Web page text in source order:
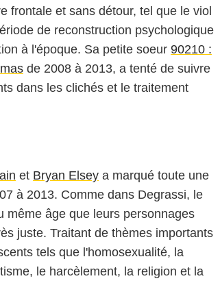
frontale et sans détour, tel que le viol
de reconstruction psychologique
à l'époque. Sa petite soeur 90210 :
de 2008 à 2013, a tenté de suivre
dans les clichés et le traitement
et Bryan Elsey a marqué toute une
à 2013. Comme dans Degrassi, le
même âge que leurs personnages
juste. Traitant de thèmes importants
tels que l'homosexualité, la
le harcèlement, la religion et la